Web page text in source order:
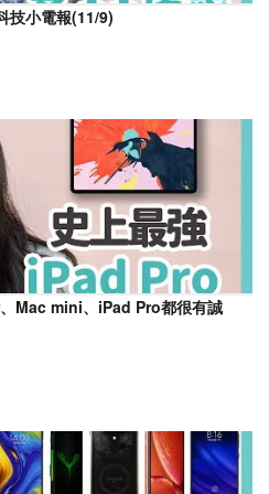
技小電報(11/9)
Mac mini、iPad Pro都很有誠